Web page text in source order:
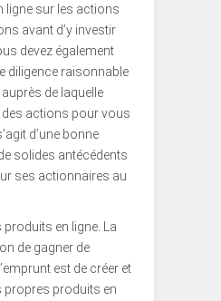
ligne sur les actions
avant d’y investir
devez également
diligence raisonnable
de laquelle
actions pour vous
d’une bonne
solides antécédents
ses actionnaires au
produits en ligne. La
de gagner de
est de créer et
propres produits en